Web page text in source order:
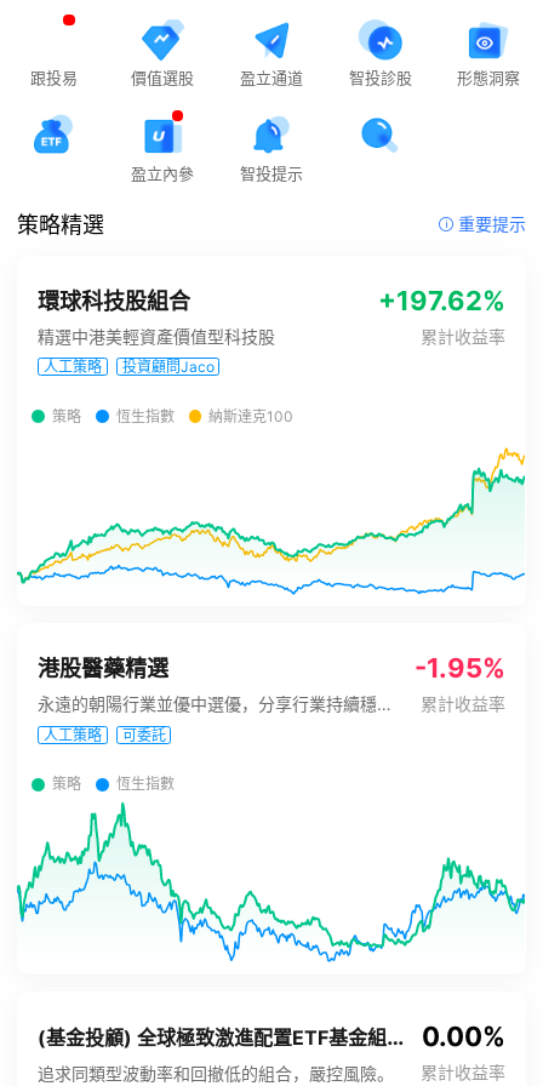
跟投易 價值選股 盈立通道 智投診股 形態洞察
盈立內參 智投提示
策略精選 重要提示
環球科技股組合
精選中港美輕資產價值型科技股
+197.62%
累計收益率
人工策略 投資顧問Jaco
策略 恆生指數 納斯達克100
港股醫藥精選
永遠的朝陽行業並優中選優，分享行業持續穩健成長。
-1.95%
累計收益率
人工策略 可委託
策略 恆生指數
(基金投顧) 全球極致激進配置ETF基金組合
追求同類型波動率和回撤低的組合，嚴控風險。
0.00%
累計收益率